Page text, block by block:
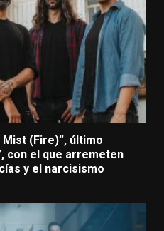
Mist (Fire)”, último
con el que arremeten
y el narcisismo